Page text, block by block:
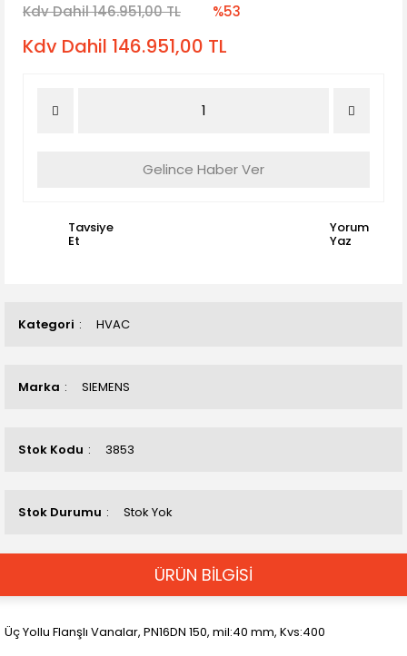
Kategori HVAC
Marka SIEMENS
Stok Kodu 3853
Stok Durumu Stok Yok
Kdv Dahil 146.951,00 TL %53
Kdv Dahil 146.951,00 TL
Gelince Haber Ver
Tavsiye
Et
Yorum
Yaz
ÜRÜN BİLGİSİ
Üç Yollu Flanşlı Vanalar, PN16DN 150, mil:40 mm, Kvs:400